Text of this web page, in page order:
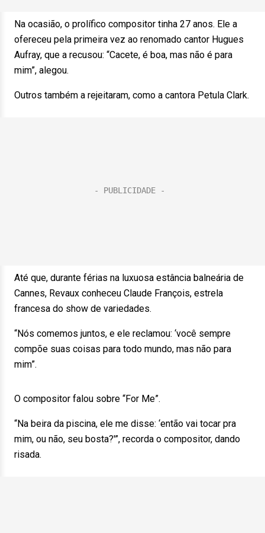
Na ocasião, o prolífico compositor tinha 27 anos. Ele a
ofereceu pela primeira vez ao renomado cantor Hugues
Aufray, que a recusou: “Cacete, é boa, mas não é para
mim”, alegou.
Outros também a rejeitaram, como a cantora Petula Clark.
Até que, durante férias na luxuosa estância balneária de
Cannes, Revaux conheceu Claude François, estrela
francesa do show de variedades.
“Nós comemos juntos, e ele reclamou: ‘você sempre
compõe suas coisas para todo mundo, mas não para
mim”.
O compositor falou sobre “For Me”.
“Na beira da piscina, ele me disse: ‘então vai tocar pra
mim, ou não, seu bosta?'”, recorda o compositor, dando
risada.